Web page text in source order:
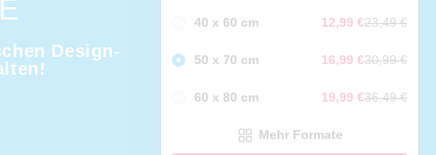
Design-
40 x 60 cm 12,99 €23,49 €
50 x 70 cm 16,99 €30,99 €
60 x 80 cm 19,99 €36,49 €
Mehr Formate